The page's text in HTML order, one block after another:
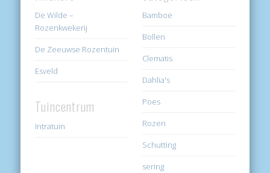
De Wilde –
Rozenkwekerij
De Zeeuwse Rozentuin
Esveld
Tuincentrum
Intratuin
Bamboe
Bollen
Clematis
Dahlia's
Poes
Rozen
Schutting
sering